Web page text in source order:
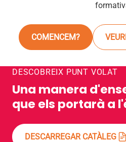
COMENCEM?
DESCOBREIX PUNT VOLAT
Una manera
que els portarà a
DESCARREGAR CATÀLEG